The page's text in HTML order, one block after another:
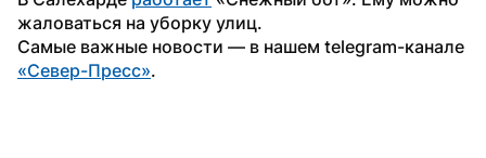
жаловаться на уборку улиц.
«Север-Пресс».